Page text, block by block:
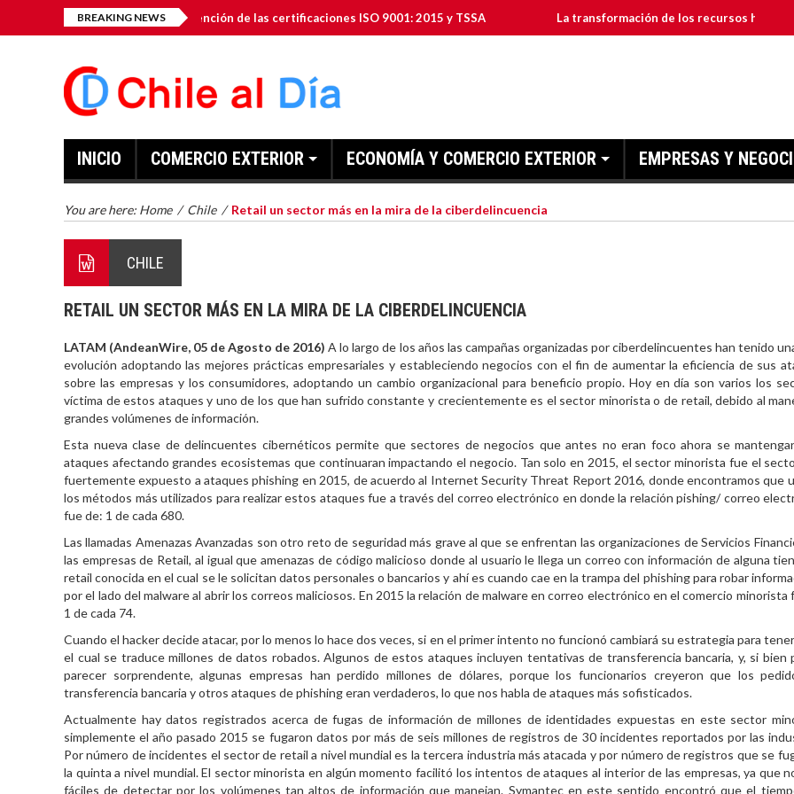
BREAKING NEWS
Gen Inc. anuncia la obtención de las certificaciones ISO 9001: 2015 y TSSA La transformación de los recursos humanos en las
INICIO COMERCIO EXTERIOR ECONOMÍA Y COMERCIO EXTERIOR EMPRESAS Y
You are here: Home / Chile / Retail un sector más en la mira de la ciberdelincuencia
CHILE
RETAIL UN SECTOR MÁS EN LA MIRA DE LA CIBERDELINCUENCIA
LATAM (AndeanWire, 05 de Agosto de 2016)A lo largo de los años las campañas organizadas por ciberdelincuentes han tenido
evolución adoptando las mejores prácticas empresariales y estableciendo negocios con el fin de aumentar la eficiencia de sus
sobre las empresas y los consumidores, adoptando un cambio organizacional para beneficio propio. Hoy en día son varios los
víctima de estos ataques y uno de los que han sufrido constante y crecientemente es el sector minorista o de retail, debido al
grandes volúmenes de información.
Esta nueva clase de delincuentes cibernéticos permite que sectores de negocios que antes no eran foco ahora se
ataques afectando grandes ecosistemas que continuaran impactando el negocio. Tan solo en 2015, el sector minorista fue el
fuertemente expuesto a ataques phishing en 2015, de acuerdo al Internet Security Threat Report 2016, donde encontramos que
los métodos más utilizados para realizar estos ataques fue a través del correo electrónico en donde la relación pishing/ correo
fue de: 1 de cada 680.
Las llamadas Amenazas Avanzadas son otro reto de seguridad más grave al que se enfrentan las organizaciones de Servicios
las empresas de Retail, al igual que amenazas de código malicioso donde al usuario le llega un correo con información de alguna
retail conocida en el cual se le solicitan datos personales o bancarios y ahí es cuando cae en la trampa del phishing para robar
por el lado del malware al abrir los correos maliciosos. En 2015 la relación de malware en correo electrónico en elcomercio minorista
1 de cada 74.
Cuando el hacker decide atacar, por lo menos lo hace dos veces, si en el primer intento no funcionó cambiará su estrategia para
el cual se traduce millones de datos robados. Algunos de estos ataques incluyen tentativas de transferencia bancaria, y, si bien
parecer sorprendente, algunas empresas han perdido millones de dólares, porque los funcionarios creyeron que los
transferencia bancaria y otros ataques de phishing eran verdaderos, lo que nos habla de ataques más sofisticados.
Actualmente hay datos registrados acerca de fugas de información de millones de identidades expuestas en este sector
simplemente el año pasado 2015 se fugaron datos por más de seis millones de registros de 30 incidentes reportados por las
Por número de incidentes el sector de retail a nivel mundial es la tercera industria más atacada y por número de registros que se
la quinta a nivel mundial. El sector minorista en algún momento facilitó los intentos de ataques al interior de las empresas, ya que
fáciles de detectar por los volúmenes tan altos de información que manejan. Symantec en este sentido encontró que el